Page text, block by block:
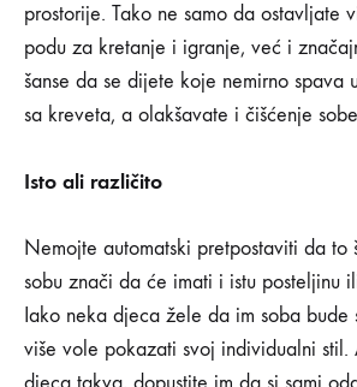
prostorije. Tako ne samo da ostavljate
podu za kretanje i igranje, već i
šanse da se dijete koje nemirno spava
sa kreveta, a olakšavate i čišćenje
Isto ali različito
Nemojte automatski pretpostaviti da to
sobu znači da će imati i istu posteljinu
Iako neka djeca žele da im soba bude
više vole pokazati svoj individualni stil.